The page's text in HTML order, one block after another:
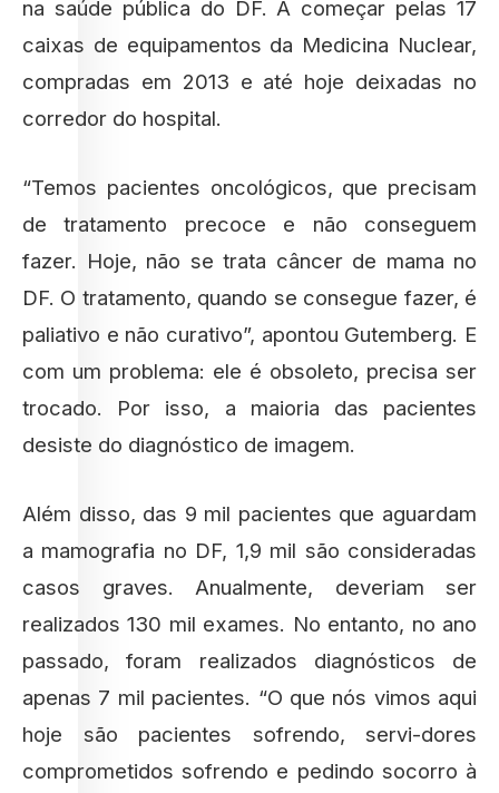
na saúde pública do DF. A começar pelas 17
caixas de equipamentos da Medicina Nuclear,
compradas em 2013 e até hoje deixadas no
corredor do hospital.
“Temos pacientes oncológicos, que precisam
de tratamento precoce e não conseguem
fazer. Hoje, não se trata câncer de mama no
DF. O tratamento, quando se consegue fazer, é
paliativo e não curativo”, apontou Gutemberg. E
com um problema: ele é obsoleto, precisa ser
trocado. Por isso, a maioria das pacientes
desiste do diagnóstico de imagem.
Além disso, das 9 mil pacientes que aguardam
a mamografia no DF, 1,9 mil são consideradas
casos graves. Anualmente, deveriam ser
realizados 130 mil exames. No entanto, no ano
passado, foram realizados diagnósticos de
apenas 7 mil pacientes. “O que nós vimos aqui
hoje são pacientes sofrendo, servi-dores
comprometidos sofrendo e pedindo socorro à